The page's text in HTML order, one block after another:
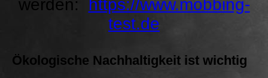
werden:
https://www.mobbing-
test.de
Ökologische Nachhaltigkeit ist wichtig